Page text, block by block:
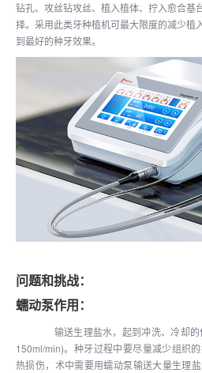
钻孔、攻丝钻攻丝、植入植体、拧入愈合基
择。采用此类牙种植机可最大限度的减少植
到最好的种牙效果。
问题和挑战：
蠕动泵作用：
输送生理盐水，起到冲洗、冷却的
150ml/min)。种牙过程中要尽量减少组织
热损伤，术中需要用蠕动泵输送大量生理